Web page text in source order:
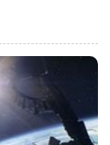
temu cykl